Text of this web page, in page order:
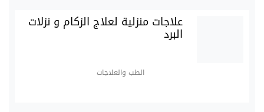
علاجات منزلية لعلاج الزكام و نزلات
البرد
الطب والعلاجات